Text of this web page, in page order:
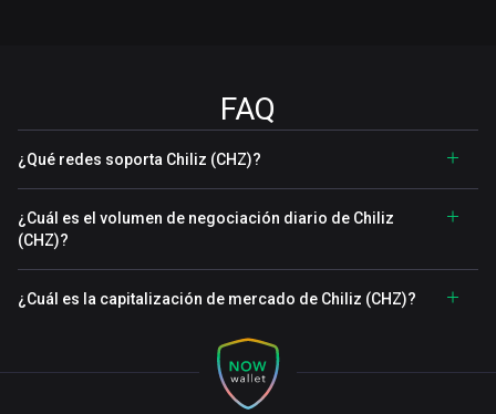
FAQ
¿Qué redes soporta Chiliz (CHZ)?
¿Cuál es el volumen de negociación diario de Chiliz
(CHZ)?
¿Cuál es la capitalización de mercado de Chiliz (CHZ)?